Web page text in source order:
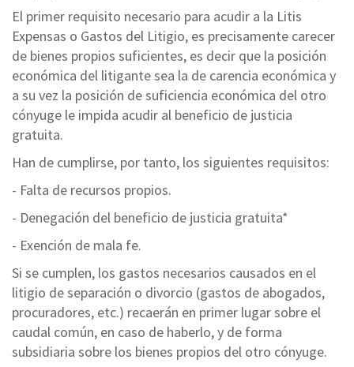
El primer requisito necesario para acudir a la Litis
Expensas o Gastos del Litigio, es precisamente carecer
de bienes propios suficientes, es decir que la posición
económica del litigante sea la de carencia económica y
a su vez la posición de suficiencia económica del otro
cónyuge le impida acudir al beneficio de justicia
gratuita.
Han de cumplirse, por tanto, los siguientes requisitos:
- Falta de recursos propios.
- Denegación del beneficio de justicia gratuita*
- Exención de mala fe.
Si se cumplen, los gastos necesarios causados en el
litigio de separación o divorcio (gastos de abogados,
procuradores, etc.) recaerán en primer lugar sobre el
caudal común, en caso de haberlo, y de forma
subsidiaria sobre los bienes propios del otro cónyuge.